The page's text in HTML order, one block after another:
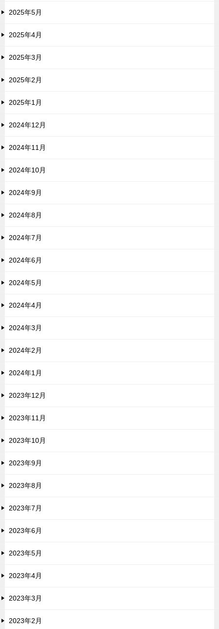
2025年5月
2025年4月
2025年3月
2025年2月
2025年1月
2024年12月
2024年11月
2024年10月
2024年9月
2024年8月
2024年7月
2024年6月
2024年5月
2024年4月
2024年3月
2024年2月
2024年1月
2023年12月
2023年11月
2023年10月
2023年9月
2023年8月
2023年7月
2023年6月
2023年5月
2023年4月
2023年3月
2023年2月